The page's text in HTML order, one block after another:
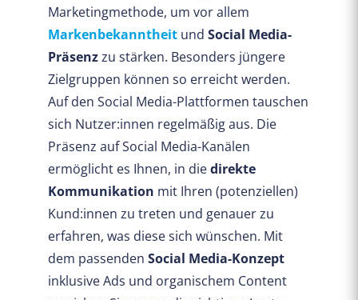
Marketingmethode, um vor allem
Markenbekanntheit undSocial Media-
Präsenzzu stärken. Besonders jüngere
Zielgruppen können so erreicht werden.
Auf den Social Media-Plattformen tauschen
sich Nutzer:innen regelmäßig aus. Die
Präsenz auf Social Media-Kanälen
ermöglicht es Ihnen, in diedirekte
Kommunikation mit Ihren (potenziellen)
Kund:innen zu treten und genauer zu
erfahren, was diese sich wünschen. Mit
dem passendenSocial Media-Konzept
inklusive Ads und organischem Content